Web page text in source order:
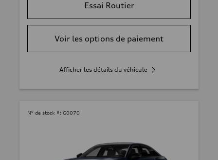
Essai Routier
Voir les options de paiement
Afficher les détails du véhicule
N° de stock #: G0070